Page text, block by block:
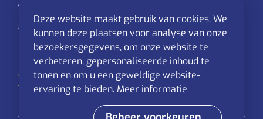
Deze website maakt gebruik van cookies. We
kunnen deze plaatsen voor analyse van onze
bezoekersgegevens, om onze website te
verbeteren, gepersonaliseerde inhoud te
tonen en om u een geweldige website-
ervaring te bieden. Meer informatie
Veenstraat 24
5348 RD Oss
0412-625 544
Stuur een
mail
Stuur een
mail